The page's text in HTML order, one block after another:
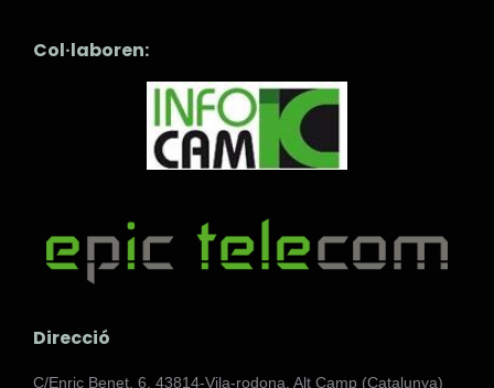
Col·laboren:
Direcció
C/Enric Benet, 6. 43814-Vila-rodona. Alt Camp (Catalunya)